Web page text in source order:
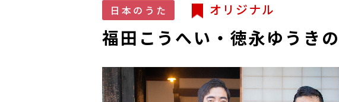
歴史ドラマ サスペンス
日本のうた オリジナル
福田こうへい・徳永ゆうき